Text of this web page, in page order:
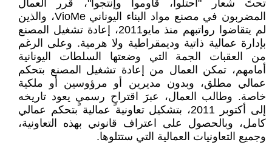
تحتَ شعار "احتلوا، قاوموا وإنتجوا"، قرر العمال
المضربون في مصنع مواد البناء اليوناني VioMe، والذين
لم يتقاضوا رواتبهم منذ مايو2011، إعادة تشغيل المصنع
بإدارة عمالية ذاتية وديمقراطية ولا هرمية. وعلى الرغم
من العقبات الجمة التي وضعتها السلطات اليونانية
أمامهم، تمكن العمال من إعادة تشغيل المصنع بتحكم
عمالي مطلق، وبدون مديرين أو مرؤوسين أو ملكية
خاصة. وطالب العمال، عبرَ اقتراحٍ رسميٍ يعود تاريخه
إلى أكتوبر 2011، بتشكيل تعاونية عمالية بتحكم عمالي
كامل، وبالحصول على اعتراف قانوني بهذه التعاونية،
وجميع التعاونيات العمالية التي ستتلوها.